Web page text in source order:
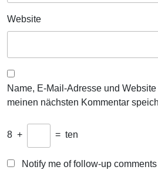
Website
Name, E-Mail-Adresse und
meinen nächsten Kommentar
8 + = ten
Notify me of follow-up